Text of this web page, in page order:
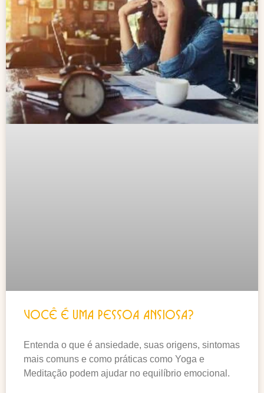
Você é uma pessoa ansiosa?
Entenda o que é ansiedade, suas origens, sintomas
mais comuns e como práticas como Yoga e
Meditação podem ajudar no equilíbrio emocional.